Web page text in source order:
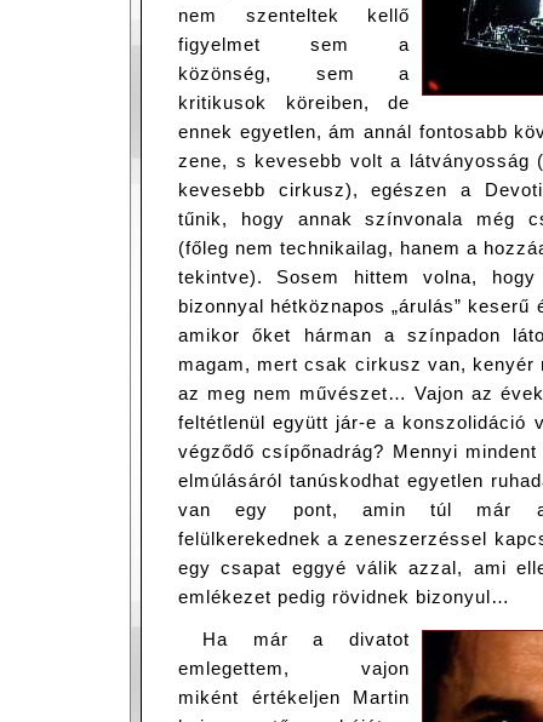
nem szenteltek kellő
figyelmet sem a
közönség, sem a
kritikusok köreiben, de
ennek egyetlen, ám annál fontosabb
zene, s kevesebb volt a látványosság
kevesebb cirkusz), egészen a
tűnik, hogy annak színvonala még
(főleg nem technikailag, hanem a
tekintve). Sosem hittem volna,
bizonnyal hétköznapos „árulás”
amikor őket hárman a színpadon
magam, mert csak cirkusz van,
az meg nem művészet… Vajon az
feltétlenül együtt jár-e a konszolidáció
végződő csípőnadrág? Mennyi
elmúlásáról tanúskodhat egyetlen
van egy pont, amin túl már az
felülkerekednek a zeneszerzéssel
egy csapat eggyé válik azzal, ami
emlékezet pedig rövidnek bizonyul…
Ha már a divatot
emlegettem, vajon
miként értékeljen Martin